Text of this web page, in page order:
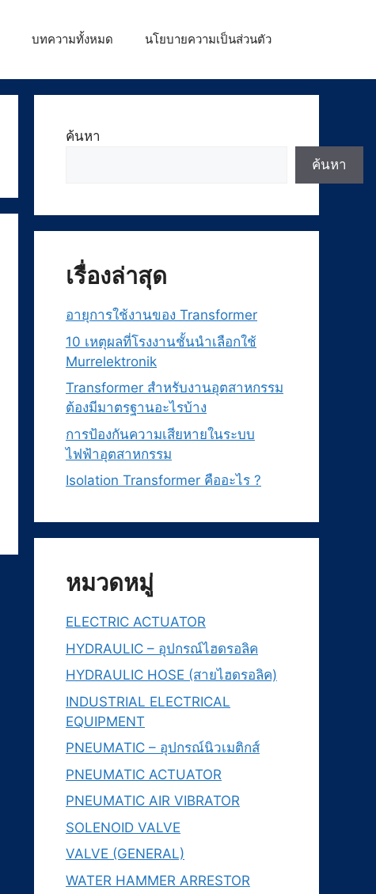
บทความทั้งหมด นโยบายความเป็นส่วนตัว
ค้นหา
ค้นหา
เรื่องล่าสุด
อายุการใช้งานของ Transformer
10 เหตุผลที่โรงงานชั้นนำเลือกใช้
Murrelektronik
Transformer สำหรับงานอุตสาหกรรม
ต้องมีมาตรฐานอะไรบ้าง
การป้องกันความเสียหายในระบบ
ไฟฟ้าอุตสาหกรรม
Isolation Transformer คืออะไร ?
หมวดหมู่
ELECTRIC ACTUATOR
HYDRAULIC – อุปกรณ์ไฮดรอลิค
HYDRAULIC HOSE (สายไฮดรอลิค)
INDUSTRIAL ELECTRICAL
EQUIPMENT
PNEUMATIC – อุปกรณ์นิวเมติกส์
PNEUMATIC ACTUATOR
PNEUMATIC AIR VIBRATOR
SOLENOID VALVE
VALVE (GENERAL)
WATER HAMMER ARRESTOR